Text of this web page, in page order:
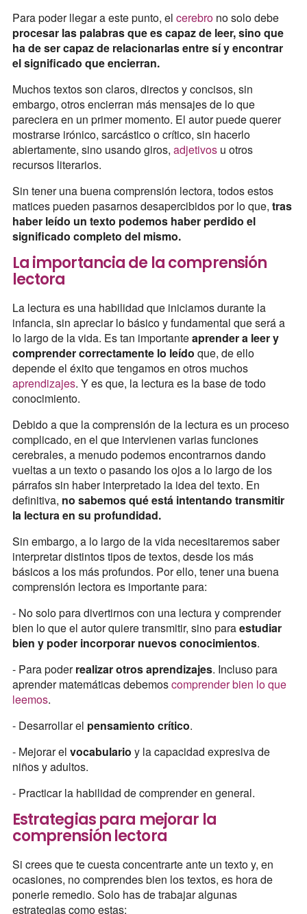
Para poder llegar a este punto, el cerebro no solo debe
procesar las palabras que es capaz de leer, sino que
ha de ser capaz de relacionarlas entre sí y encontrar
el significado que encierran.
Muchos textos son claros, directos y concisos, sin
embargo, otros encierran más mensajes de lo que
pareciera en un primer momento. El autor puede querer
mostrarse irónico, sarcástico o crítico, sin hacerlo
abiertamente, sino usando giros, adjetivosu otros
recursos literarios.
Sin tener una buena comprensión lectora, todos estos
matices pueden pasarnos desapercibidos por lo que, tras
haber leído un texto podemos haber perdido el
significado completo del mismo.
La importancia de la comprensión
lectora
La lectura es una habilidad que iniciamos durante la
infancia, sin apreciar lo básico y fundamental que será a
lo largo de la vida. Es tan importanteaprender a leer y
comprender correctamente lo leído que, de ello
depende el éxito que tengamos en otros muchos
aprendizajes. Y es que, la lectura es la base de todo
conocimiento.
Debido a que la comprensión de la lectura es un proceso
complicado, en el que intervienen varias funciones
cerebrales, a menudo podemos encontrarnos dando
vueltas a un texto o pasando los ojos a lo largo de los
párrafos sin haber interpretado la idea del texto. En
definitiva, no sabemos qué está intentando transmitir
la lectura en su profundidad.
Sin embargo, a lo largo de la vida necesitaremos saber
interpretar distintos tipos de textos, desde los más
básicos a los más profundos. Por ello, tener una buena
comprensión lectora es importante para:
- No solo para divertirnos con una lectura y comprender
bien lo que el autor quiere transmitir, sino paraestudiar
bien y poder incorporar nuevos conocimientos.
- Para poderrealizar otros aprendizajes. Incluso para
aprender matemáticas debemoscomprender bien lo que
leemos.
- Desarrollar el pensamiento crítico.
- Mejorar el vocabulario y la capacidad expresiva de
niños y adultos.
- Practicar la habilidad de comprender en general.
Estrategias para mejorar la
comprensión lectora
Si crees que te cuesta concentrarte ante un texto y, en
ocasiones, no comprendes bien los textos, es hora de
ponerle remedio. Solo has de trabajar algunas
estrategias como estas: